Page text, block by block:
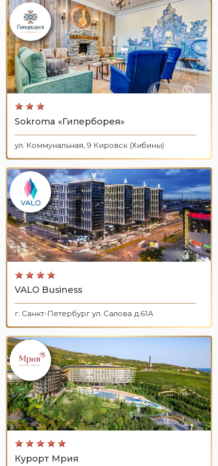
Sokroma «Гиперборея»
ул. Коммунальная, 9 Кировск (Хибины)
VALO Business
г. Санкт-Петербург ул. Салова д.61А
Курорт Мрия